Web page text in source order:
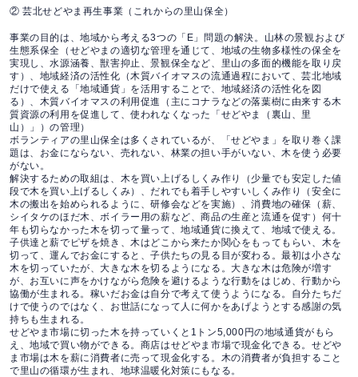
② 芸北せどやま再生事業（これからの里山保全）
事業の目的は、地域から考える3つの「E」問題の解決。山林の景観および
生態系保全（せどやまの適切な管理を通じて、地域の生物多様性の保全を
実現し、水源涵養、獣害抑止、景観保全など、里山の多面的機能を取り戻
す）、地域経済の活性化（木質バイオマスの流通過程において、芸北地域
だけで使える「地域通貨」を活用することで、地域経済の活性化を図
る）、木質バイオマスの利用促進（主にコナラなどの落葉樹に由来する木
質資源の利用を促進して、使われなくなった「せどやま（裏山、里
山）」）の管理）
ボランティアの里山保全は多くされているが、「せどやま」を取り巻く課
題は、お金にならない、売れない、林業の担い手がいない、木を使う必要
がない。
解決するための取組は、木を買い上げるしくみ作り（少量でも安定した値
段で木を買い上げるしくみ）、だれでも着手しやすいしくみ作り（安全に
木の搬出を始められるように、研修会などを実施）、消費地の確保（薪、
シイタケのほだ木、ボイラー用の薪など、商品の生産と流通を促す）何十
年も切らなかった木を切って量って、地域通貨に換えて、地域で使える。
子供達と薪でピザを焼き、木はどこから来たか関心をもってもらい、木を
切って、運んでお金にすると、子供たちの見る目が変わる。最初は小さな
木を切っていたが、大きな木を切るようになる。大きな木は危険が増す
が、お互いに声をかけながら危険を避けるような行動をはじめ、行動から
協働が生まれる。稼いだお金は自分で考えて使うようになる。自分たちだ
けで使うのではなく、お世話になって人に何かをあげようとする感謝の気
持ちも生まれる。
せどやま市場に切った木を持っていくと1トン5,000円の地域通貨がもら
え、地域で買い物ができる。商店はせどやま市場で現金化できる。せどや
ま市場は木を薪に消費者に売って現金化する。木の消費者が負担すること
で里山の循環が生まれ、地球温暖化対策にもなる。